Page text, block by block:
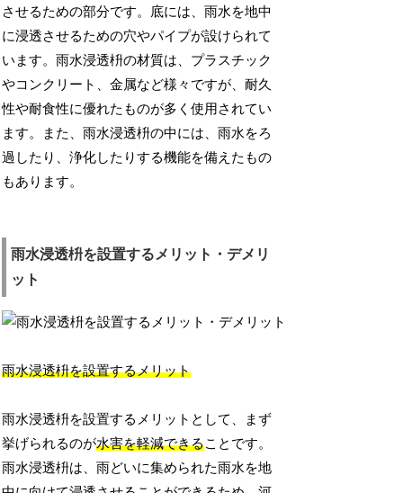
させるための部分です。底には、雨水を地中
に浸透させるための穴やパイプが設けられて
います。雨水浸透枡の材質は、プラスチック
やコンクリート、金属など様々ですが、耐久
性や耐食性に優れたものが多く使用されてい
ます。また、雨水浸透枡の中には、雨水をろ
過したり、浄化したりする機能を備えたもの
もあります。
雨水浸透枡を設置するメリット・デメリ
ット
雨水浸透枡を設置するメリット
雨水浸透枡を設置するメリットとして、まず
挙げられるのが水害を軽減できることです。
雨水浸透枡は、雨どいに集められた雨水を地